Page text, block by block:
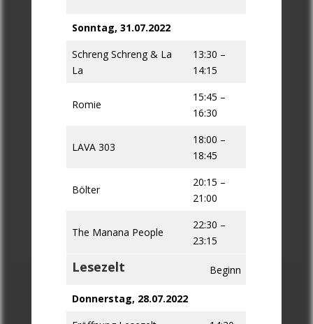
Sonntag, 31.07.2022
Schreng Schreng & La
La
13:30 –
14:15
Romie
15:45 –
16:30
LAVA 303
18:00 –
18:45
Bölter
20:15 –
21:00
The Manana People
22:30 –
23:15
Lesezelt Beginn
Donnerstag, 28.07.2022